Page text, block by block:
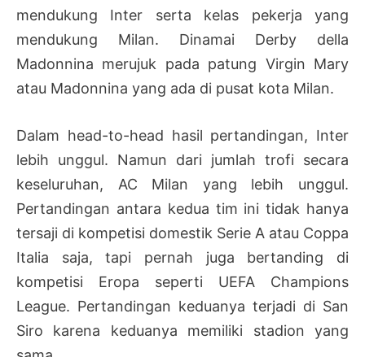
mendukung Inter serta kelas pekerja yang
mendukung Milan. Dinamai Derby della
Madonnina merujuk pada patung Virgin Mary
atau Madonnina yang ada di pusat kota Milan.
Dalam head-to-head hasil pertandingan, Inter
lebih unggul. Namun dari jumlah trofi secara
keseluruhan, AC Milan yang lebih unggul.
Pertandingan antara kedua tim ini tidak hanya
tersaji di kompetisi domestik Serie A atau Coppa
Italia saja, tapi pernah juga bertanding di
kompetisi Eropa seperti UEFA Champions
League. Pertandingan keduanya terjadi di San
Siro karena keduanya memiliki stadion yang